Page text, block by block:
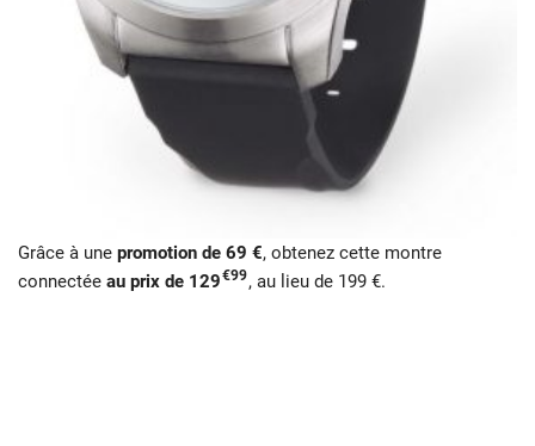
Grâce à une promotion de 69 €, obtenez cette montre
connectée au prix de 129€99, au lieu de 199 €.